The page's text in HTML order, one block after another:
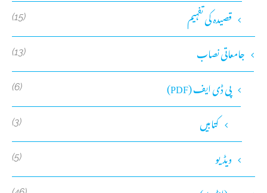
قصیدہ کی تفہیم (15)
جامعاتی نصاب (13)
پی ڈی ایف (PDF) (6)
کتابیں (3)
ویڈیو (5)